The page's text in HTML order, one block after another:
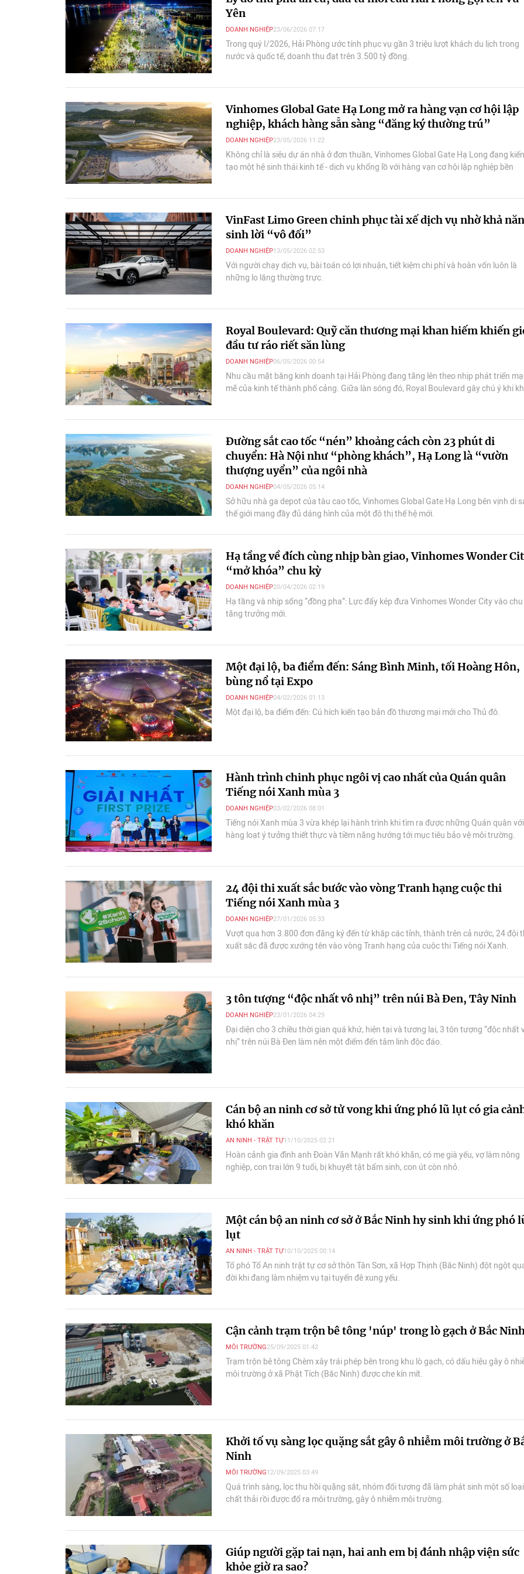
Yên
DOANH NGHIỆP23/06/2026 07:17
Trong quý I/2026, Hải Phòng ước tính phục vụ gần 3 triệu lượt khách du lịch trong
nước và quốc tế, doanh thu đạt trên 3.500 tỷ đồng.
Vinhomes Global Gate Hạ Long mở ra hàng vạn cơ hội lập
nghiệp, khách hàng sẵn sàng “đăng ký thường trú”
DOANH NGHIỆP23/05/2026 11:22
Không chỉ là siêu dự án nhà ở đơn thuần, Vinhomes Global Gate Hạ Long đang kiến
tạo một hệ sinh thái kinh tế - dịch vụ khổng lồ với hàng vạn cơ hội lập nghiệp bền
VinFast Limo Green chinh phục tài xế dịch vụ nhờ khả
sinh lời “vô đối”
DOANH NGHIỆP13/05/2026 02:53
Với người chạy dịch vụ, bài toán có lợi nhuận, tiết kiệm chi phí và hoàn vốn luôn là
những lo lắng thường trực.
Royal Boulevard: Quỹ căn thương mại khan hiếm khiến
đầu tư ráo riết săn lùng
DOANH NGHIỆP06/05/2026 00:54
Nhu cầu mặt bằng kinh doanh tại Hải Phòng đang tăng lên theo nhịp phát triển
mẽ của kinh tế thành phố cảng. Giữa làn sóng đó, Royal Boulevard gây chú ý khi
Đường sắt cao tốc “nén” khoảng cách còn 23 phút di
chuyển: Hà Nội như “phòng khách”, Hạ Long là “vườn
thượng uyển” của ngôi nhà
DOANH NGHIỆP04/05/2026 05:14
Sở hữu nhà ga depot của tàu cao tốc, Vinhomes Global Gate Hạ Long bên vịnh di
thế giới mang đầy đủ dáng hình của một đô thị thế hệ mới.
Hạ tầng về đích cùng nhịp bàn giao, Vinhomes Wonder
“mở khóa” chu kỳ
DOANH NGHIỆP20/04/2026 02:19
Hạ tầng và nhịp sống “đồng pha”: Lực đẩy kép đưa Vinhomes Wonder City vào
tăng trưởng mới.
Một đại lộ, ba điểm đến: Sáng Bình Minh, tối Hoàng Hôn,
bùng nổ tại Expo
DOANH NGHIỆP04/02/2026 01:13
Một đại lộ, ba điểm đến: Cú hích kiến tạo bản đồ thương mại mới cho Thủ đô.
Hành trình chinh phục ngôi vị cao nhất của Quán quân
Tiếng nói Xanh mùa 3
DOANH NGHIỆP03/02/2026 08:01
Tiếng nói Xanh mùa 3 vừa khép lại hành trình khi tìm ra được những Quán quân với
hàng loạt ý tưởng thiết thực và tiềm năng hướng tới mục tiêu bảo vệ môi trường.
24 đội thi xuất sắc bước vào vòng Tranh hạng cuộc thi
Tiếng nói Xanh mùa 3
DOANH NGHIỆP27/01/2026 05:33
Vượt qua hơn 3.800 đơn đăng ký đến từ khắp các tỉnh, thành trên cả nước, 24 đội
xuất sắc đã được xướng tên vào vòng Tranh hạng của cuộc thi Tiếng nói Xanh.
3 tôn tượng “độc nhất vô nhị” trên núi Bà Đen, Tây Ninh
DOANH NGHIỆP23/01/2026 04:29
Đại diện cho 3 chiều thời gian quá khứ, hiện tại và tương lai, 3 tôn tượng “độc nhất
nhị” trên núi Bà Đen làm nên một điểm đến tâm linh độc đáo.
Cán bộ an ninh cơ sở tử vong khi ứng phó lũ lụt có gia
khó khăn
AN NINH - TRẬT TỰ11/10/2025 02:21
Hoàn cảnh gia đình anh Đoàn Văn Mạnh rất khó khăn, có mẹ già yếu, vợ làm nông
nghiệp, con trai lớn 9 tuổi, bị khuyết tật bẩm sinh, con út còn nhỏ.
Một cán bộ an ninh cơ sở ở Bắc Ninh hy sinh khi ứng phó
lụt
AN NINH - TRẬT TỰ10/10/2025 00:14
Tổ phó Tổ An ninh trật tự cơ sở thôn Tân Sơn, xã Hợp Thịnh (Bắc Ninh) đột ngột
đời khi đang làm nhiệm vụ tại tuyến đê xung yếu.
Cận cảnh trạm trộn bê tông 'núp' trong lò gạch ở Bắc
MÔI TRƯỜNG25/09/2025 01:42
Trạm trộn bê tông Chèm xây trái phép bên trong khu lò gạch, có dấu hiệu gây ô
môi trường ở xã Phật Tích (Bắc Ninh) được che kín mít.
Khởi tố vụ sàng lọc quặng sắt gây ô nhiễm môi trường ở
Ninh
MÔI TRƯỜNG12/09/2025 03:49
Quá trình sàng, lọc thu hồi quặng sắt, nhóm đối tượng đã làm phát sinh một số loại
chất thải rồi được đổ ra môi trường, gây ô nhiễm môi trường.
Giúp người gặp tai nạn, hai anh em bị đánh nhập viện sức
khỏe giờ ra sao?